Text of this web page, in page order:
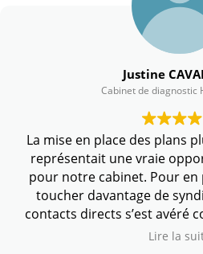
Justine
Cabinet de diagnostic
La mise en place des plans
représentait une vraie
pour notre cabinet. Pour
toucher davantage de
contacts directs s’est avéré
donc fait appel à Dorine,
Lire la